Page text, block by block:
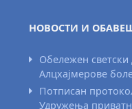
НОВОСТИ И
Обележен
Алцхајмерове
Потписан
Удружења